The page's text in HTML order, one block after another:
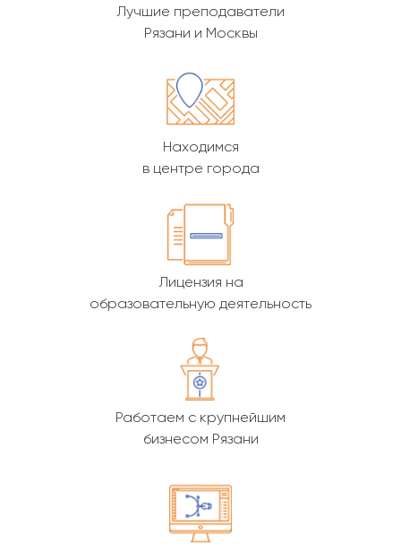
Лучшие преподаватели
Рязани и Москвы
Находимся
в центре города
Лицензия на
образовательную деятельность
Работаем с крупнейшим
бизнесом Рязани